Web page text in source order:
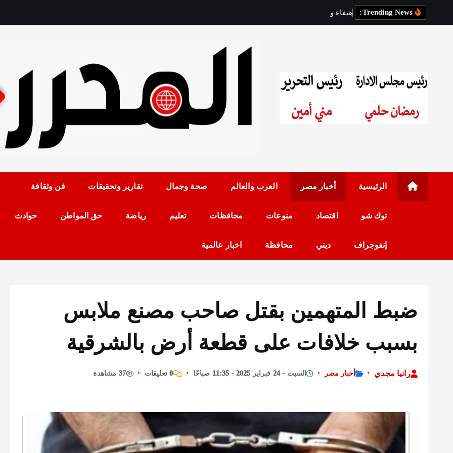
م
هيفاء و
رئيس مجلس الإدارة: رمضان حلمي رئيس
الرئيسية أخبار مصر العرب والعالم صحة وجمال تقارير وتحقيقات فن وثقافة
توك شو اقتصاد منوعات محافظات تعليم رياضة حق المواطن حوادث
إنفوجراف ديني محافظة اخبار عالمية
ضبط المتهمين بقتل صاحب مصنع ملابس
بسبب خلافات على قطعة أرض بالشرقية
رانيا مجدي أخبار مصر السبت - 24 فبراير 2025 - 11:35 صباحًا 0 تعليقات 37 مشاهدة